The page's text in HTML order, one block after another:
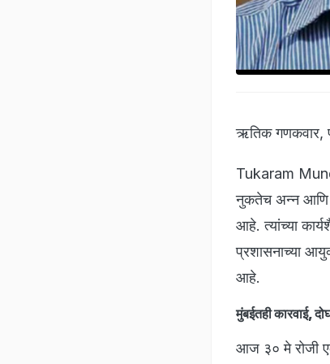
ऋतिक गणकवार,
Tukaram
नुकतेच अन्न आणि
आहे. त्यांच्या
प्रशासनाच्या
आहे.
मुंबईतही कारवाई,
आज ३० मे रोजी